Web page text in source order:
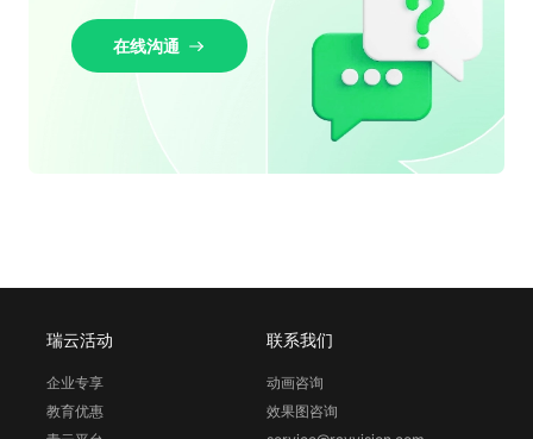
在线沟通
瑞云活动
企业专享
教育优惠
联系我们
动画咨询
效果图咨询